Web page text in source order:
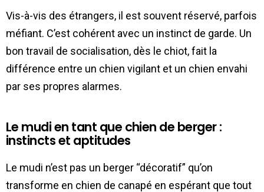
Vis-à-vis des étrangers, il est souvent réservé, parfois
méfiant. C’est cohérent avec un instinct de garde. Un
bon travail de socialisation, dès le chiot, fait la
différence entre un chien vigilant et un chien envahi
par ses propres alarmes.
Le mudi en tant que chien de berger :
instincts et aptitudes
Le mudi n’est pas un berger “décoratif” qu’on
transforme en chien de canapé en espérant que tout